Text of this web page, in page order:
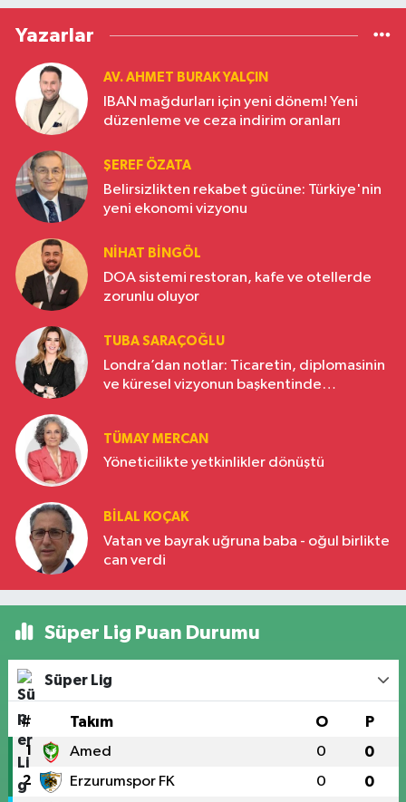
Yazarlar
AV. AHMET BURAK YALÇIN
IBAN mağdurları için yeni dönem! Yeni
düzenleme ve ceza indirim oranları
ŞEREF ÖZATA
Belirsizlikten rekabet gücüne: Türkiye'nin
yeni ekonomi vizyonu
NIHAT BINGÖL
DOA sistemi restoran, kafe ve otellerde
zorunlu oluyor
TUBA SARAÇOĞLU
Londra’dan notlar: Ticaretin, diplomasinin
ve küresel vizyonun başkentinde
TÜMAY MERCAN
Yöneticilikte yetkinlikler dönüştü
BILAL KOÇAK
Vatan ve bayrak uğruna baba - oğul birlikte
can verdi
Süper Lig Puan Durumu
Süper Lig
# Takım O P
1 Amed 0 0
2 Erzurumspor FK 0 0